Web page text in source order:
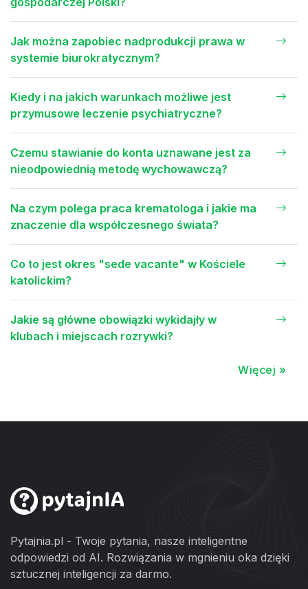
Jak można zapobiec nadprodukcji prawa w
systemie biurokratycznym?
Kiedy i na jakich warunkach możliwe jest
przymusowe leczenie psychiatryczne?
Czemu stawianie do konta uznawane jest za
nieodpowiednią metodę wychowawczą?
Na czym polega praca krematologa i jakie ma
znaczenie dla współczesnego świata?
Co to jest okres "sede vacante" w Kościele
katolickim?
Jakie są główne obowiązki wykidajły w
klubach i miejscach rozrywki?
Więcej »
Pytajnia.pl - Twoje pytania, nasze inteligentne
odpowiedzi od AI. Rozwiązania w mgnieniu oka dzięki
sztucznej inteligencji za darmo.